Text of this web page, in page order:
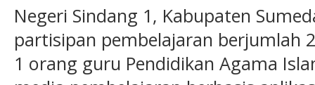
Negeri Sindang 1, Kabupaten
partisipan pembelajaran berjumlah
1 orang guru Pendidikan Agama